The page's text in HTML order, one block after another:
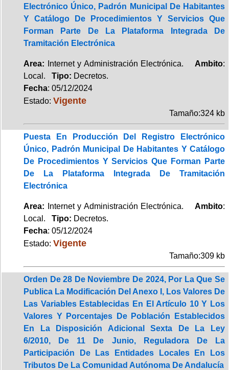
Electrónico Único, Padrón Municipal De Habitantes
Y Catálogo De Procedimientos Y Servicios Que
Forman Parte De La Plataforma Integrada De
Tramitación Electrónica
Area: Internet y Administración Electrónica. Ambito:
Local. Tipo: Decretos.
Fecha: 05/12/2024
Estado: Vigente
Tamaño:324 kb
Puesta En Producción Del Registro Electrónico
Único, Padrón Municipal De Habitantes Y Catálogo
De Procedimientos Y Servicios Que Forman Parte
De La Plataforma Integrada De Tramitación
Electrónica
Area: Internet y Administración Electrónica. Ambito:
Local. Tipo: Decretos.
Fecha: 05/12/2024
Estado: Vigente
Tamaño:309 kb
Orden De 28 De Noviembre De 2024, Por La Que Se
Publica La Modificación Del Anexo I, Los Valores De
Las Variables Establecidas En El Artículo 10 Y Los
Valores Y Porcentajes De Población Establecidos
En La Disposición Adicional Sexta De La Ley
6/2010, De 11 De Junio, Reguladora De La
Participación De Las Entidades Locales En Los
Tributos De La Comunidad Autónoma De Andalucía